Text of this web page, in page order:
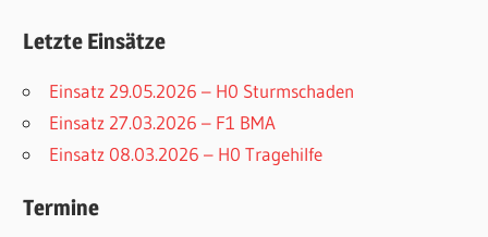
Letzte Einsätze
Einsatz 29.05.2026 – H0 Sturmschaden
Einsatz 27.03.2026 – F1 BMA
Einsatz 08.03.2026 – H0 Tragehilfe
Termine